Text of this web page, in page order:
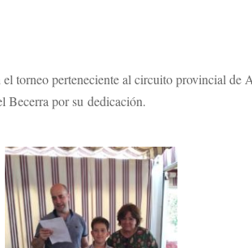
torneo perteneciente al circuito provincial
Becerra por su dedicación.